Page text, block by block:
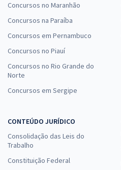
Concursos no Maranhão
Concursos na Paraíba
Concursos em Pernambuco
Concursos no Piauí
Concursos no Rio Grande do
Norte
Concursos em Sergipe
CONTEÚDO JURÍDICO
Consolidação das Leis do
Trabalho
Constituição Federal